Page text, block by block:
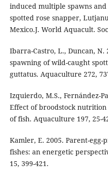
induced multiple spawns
spotted rose snapper,
Mexico.J. World Aquacult.
Ibarra-Castro, L., Duncan, N.
spawning of wild-caught
guttatus. Aquaculture 272,
Izquierdo, M.S., Fernández-
Effect of broodstock
of fish. Aquaculture 197, 25-
Kamler, E. 2005. Parent-
fishes: an energetic
15, 399-421.